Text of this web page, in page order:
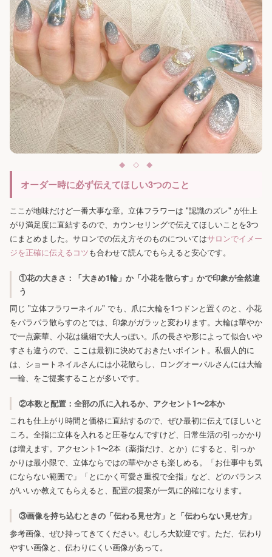
オーダー時に必ず伝えてほしい3つのこと
ここが地味だけど一番大事な章。立体フラワーは "認識のズレ" が仕上
がり満足度に直結するので、カウンセリングで伝えてほしいことを3つ
にまとめました。サロンでの伝え方そのものについてはサロンでイメー
ジを正確に伝えるコツも合わせて読んでもらえると安心です。
①花の大きさ：「大きめ1輪」か「小花を散らす」かで印象が全然違
う
同じ "立体フラワーネイル" でも、爪に大輪を1つドンと置くのと、小花
をパラパラ散らすのとでは、印象がガラッと変わります。大輪は華やか
で一点豪華、小花は繊細で大人っぽい。爪の長さや形によって似合いや
すさも違うので、ここは最初に決めておきたいポイント。私個人的に
は、ショートネイルさんには小花散らし、ロングオーバルさんには大輪
一輪、をご提案することが多いです。
②本数と配置：全部の爪に入れるか、アクセント1〜2本か
これも仕上がり時間と価格に直結するので、ぜひ最初に伝えてほしいと
ころ。全指に立体を入れると圧巻なんですけど、日常生活の引っかかり
は増えます。アクセント1〜2本（薬指だけ、とか）にすると、引っか
かりは最小限で、立体ならではの華やかさも楽しめる。「お仕事中も気
にならない範囲で」「とにかく可愛さ重視で全指」など、どのバランス
がいいか教えてもらえると、配置の提案が一気に的確になります。
③画像を持ち込むときの「伝わる見せ方」と「伝わらない見せ方」
参考画像、ぜひ持ってきてください。むしろ大歓迎です。ただ、伝わり
やすい画像と、伝わりにくい画像があって。